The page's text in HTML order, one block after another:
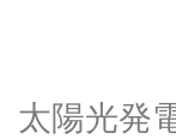
太陽光発